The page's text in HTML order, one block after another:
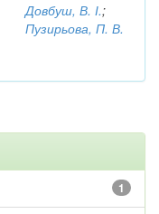
Довбуш, В. І.;
Пузирьова, П. В.
1